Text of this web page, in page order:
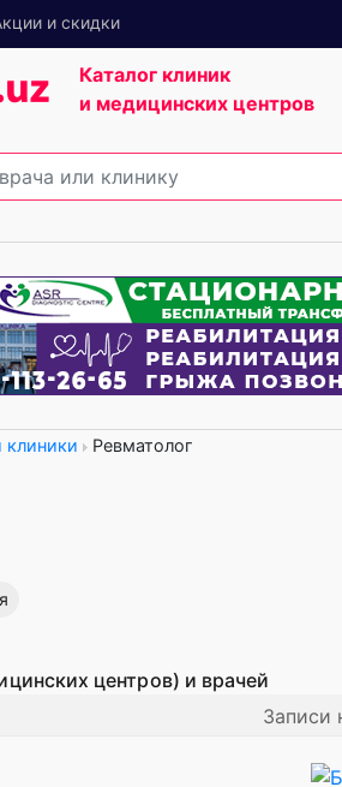
и скидки
Каталог клиник
и медицинских центров
Ревматолог
центров) и врачей
Записи